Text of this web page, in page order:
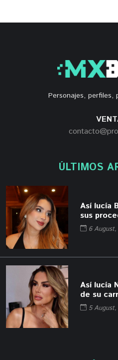
Personajes, perfiles,
ÚLTIMOS
Así lucía
sus
6
Así lucía
de su
5